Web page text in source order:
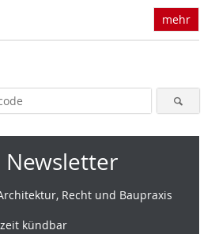
mehr
Newsletter
Recht und Baupraxis
kündbar